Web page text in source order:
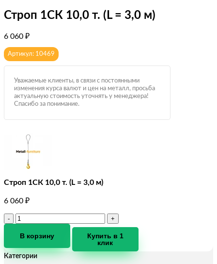
Строп 1СК 10,0 т. (L = 3,0 м)
6 060 ₽
Артикул: 10469
Уважаемые клиенты, в связи с постоянными
изменения курса валют и цен на металл, просьба
актуальную стоимость уточнять у менеджера!
Спасибо за понимание.
Строп 1СК 10,0 т. (L = 3,0 м)
6 060 ₽
Количество
Строп
10,0
В корзину
Купить в 1
клик
Категории